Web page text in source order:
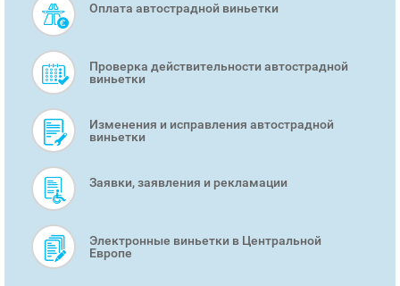
SMART
MENU
Оплата автострадной виньетки
Проверка действительности автострадной
виньетки
Изменения и исправления автострадной
виньетки
Заявки, заявления и рекламации
Электронные виньетки в Центральной
Европе